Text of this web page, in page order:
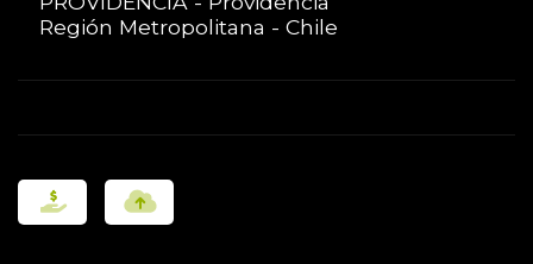
Región Metropolitana - Chile